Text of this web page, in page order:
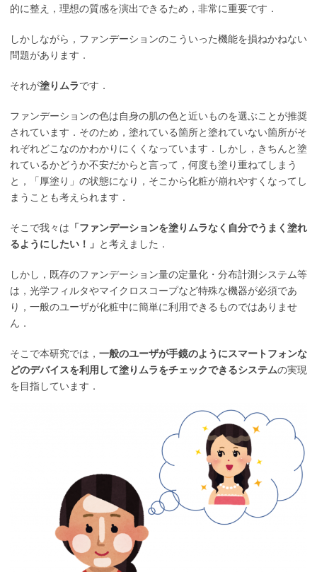
的に整え，理想の質感を演出できるため，非常に重要です．
しかしながら，ファンデーションのこういった機能を損ねかねない
問題があります．
それが塗りムラです．
ファンデーションの色は自身の肌の色と近いものを選ぶことが推奨
されています．そのため，塗れている箇所と塗れていない箇所がそ
れぞれどこなのかわかりにくくなっています．しかし，きちんと塗
れているかどうか不安だからと言って，何度も塗り重ねてしまう
と，「厚塗り」の状態になり，そこから化粧が崩れやすくなってし
まうことも考えられます．
そこで我々は 「ファンデーションを塗りムラなく自分でうまく塗れ
るようにしたい！」 と考えました．
しかし，既存のファンデーション量の定量化・分布計測システム等
は，光学フィルタやマイクロスコープなど特殊な機器が必須であ
り，一般のユーザが化粧中に簡単に利用できるものではありませ
ん．
そこで本研究では， 一般のユーザが手鏡のようにスマートフォンな
どのデバイスを利用して塗りムラをチェックできるシステムの実現
を目指しています．